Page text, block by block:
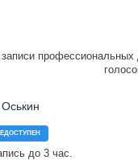
до 3 час.